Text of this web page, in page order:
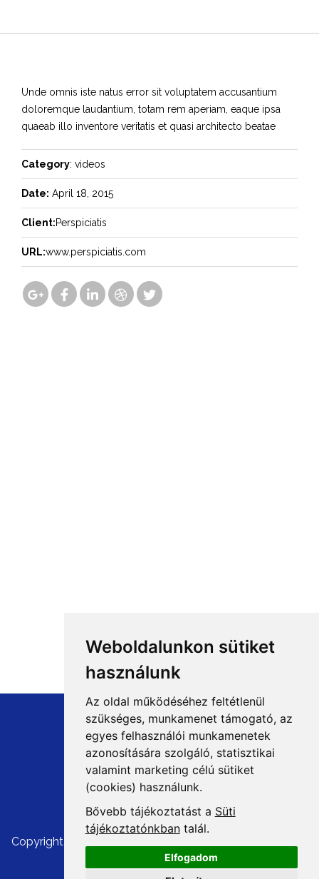
Weboldalunkon sütiket
használunk
Az oldal működéséhez feltétlenül
szükséges, munkamenet támogató, az
egyes felhasználói munkamenetek
azonosítására szolgáló, statisztikai
valamint marketing célú sütiket
(cookies) használunk.
Bővebb tájékoztatást a Süti
tájékoztatónkbantalál.
Elfogadom
Unde omnis iste natus error sit voluptatem accusantium
doloremque laudantium, totam rem aperiam, eaque ipsa
quaeab illo inventore veritatis et quasi architecto beatae
Category: videos
Date: April 18, 2015
Client:Perspiciatis
URL:www.perspiciatis.com
+36 1 8807600
info@mprx.hu
Copyright ©
Adatvédelem